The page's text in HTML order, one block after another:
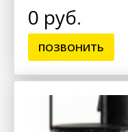
0 руб.
ПОЗВОНИТЬ